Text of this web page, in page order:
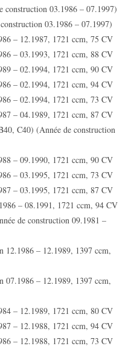
03.1986 – 07.1997)
03.1986 – 07.1997)
– 12.1987, 1721 ccm, 75 CV
– 03.1993, 1721 ccm, 88 CV
– 02.1994, 1721 ccm, 90 CV
– 02.1994, 1721 ccm, 94 CV
– 02.1994, 1721 ccm, 73 CV
– 04.1989, 1721 ccm, 87 CV
C40) (Année de construction
– 09.1990, 1721 ccm, 90 CV
– 03.1995, 1721 ccm, 73 CV
– 03.1995, 1721 ccm, 87 CV
– 08.1991, 1721 ccm, 94 CV
de construction 09.1981 –
12.1986 – 12.1989, 1397 ccm,
07.1986 – 12.1989, 1397 ccm,
– 12.1989, 1721 ccm, 80 CV
– 12.1988, 1721 ccm, 94 CV
– 12.1988, 1721 ccm, 73 CV